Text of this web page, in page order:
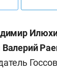
Валерий